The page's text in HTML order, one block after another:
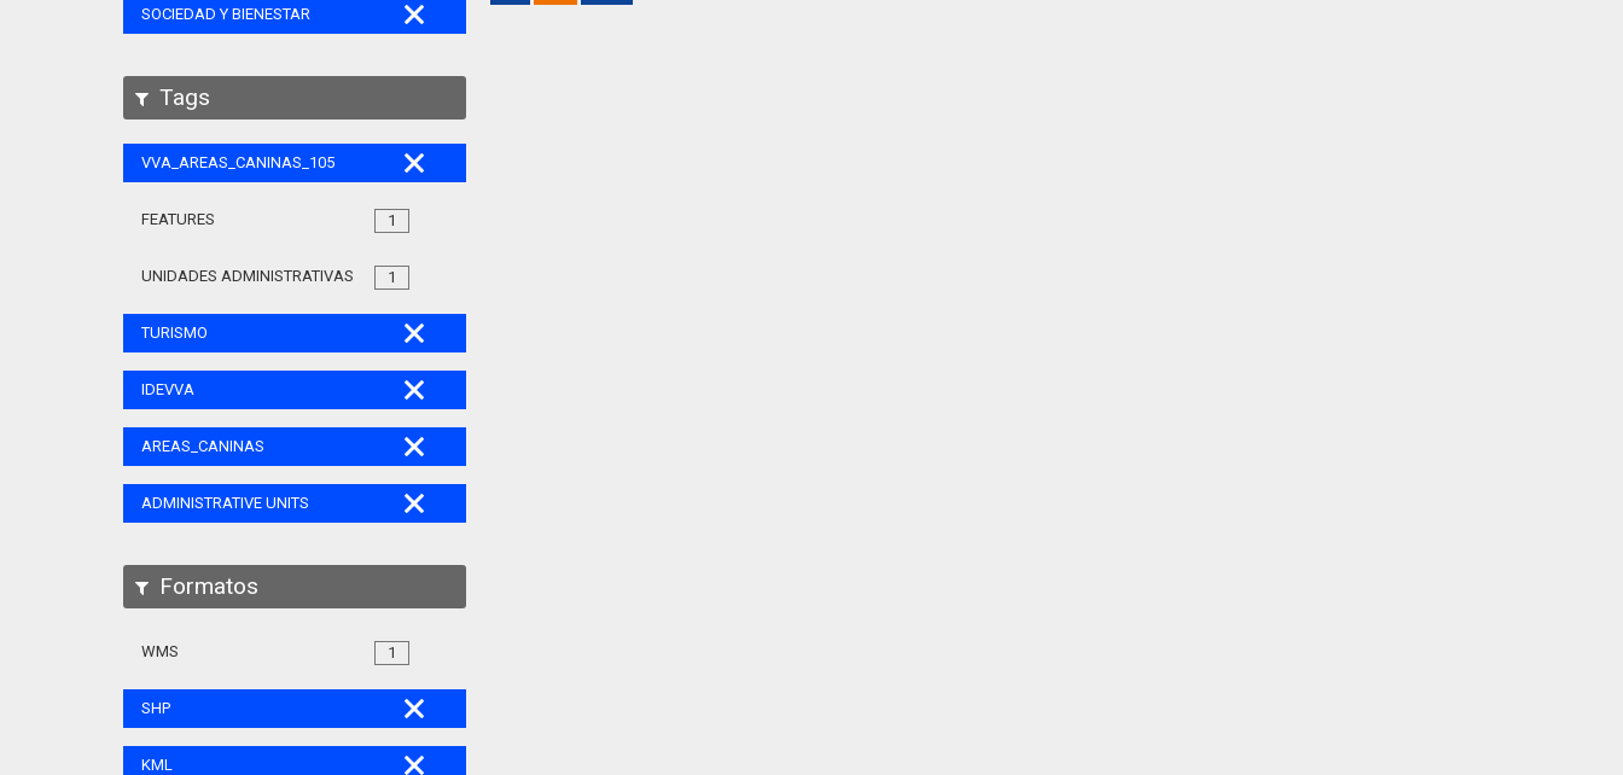
SOCIEDAD Y BIENESTAR
Tags
VVA_AREAS_CANINAS_105
1
FEATURES
1
UNIDADES ADMINISTRATIVAS
TURISMO
IDEVVA
AREAS_CANINAS
ADMINISTRATIVE UNITS
Formatos
1
WMS
SHP
KML